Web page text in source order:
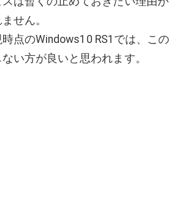
せん。
点のWindows10 RS1では、この
い方が良いと思われます。